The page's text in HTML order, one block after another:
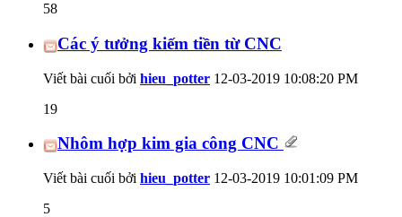
58
Các ý tưởng kiếm tiền từ CNC
Viết bài cuối bởi hieu_potter 12-03-2019 10:08:20 PM
19
Nhôm hợp kim gia công CNC
Viết bài cuối bởi hieu_potter 12-03-2019 10:01:09 PM
5